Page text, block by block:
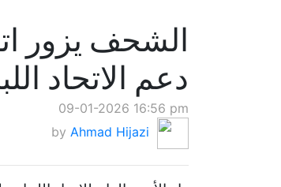
الشحف يزور
دعم الاتحاد
09-01-2026 16:56 pm
by Ahmad Hijazi